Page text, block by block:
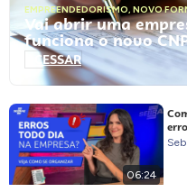
EMPREENDEDORISMO, NOVO
Vai abrir uma
funciona o novo
ACESSAR
06:24